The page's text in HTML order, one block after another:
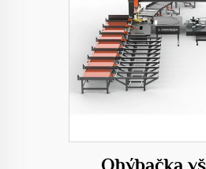
Ohýbačka